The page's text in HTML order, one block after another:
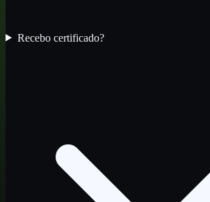
Recebo certificado?